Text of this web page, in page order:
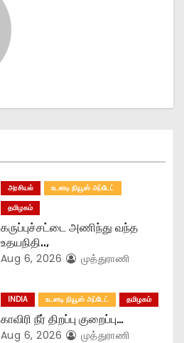
அரசியல்
உடனடி நியூஸ் அப்டேட்
தமிழகம்
கருப்புச்சட்டை அணிந்து வந்த
உதயநிதி..,
Aug 6, 2026 முத்துராணி
INDIA உடனடி நியூஸ் அப்டேட் தமிழகம்
காவிரி நீர் திறப்பு குறைப்பு…
Aug 6, 2026 முத்துராணி